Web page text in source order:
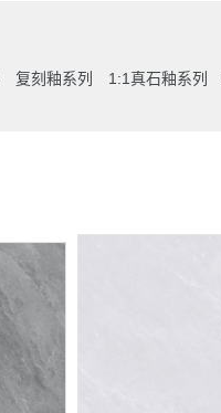
复刻釉系列 1:1真石釉系列